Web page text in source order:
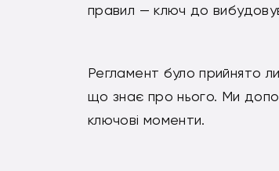
правил — ключ до
Регламент було прийнято
що знає про нього. Ми
ключові моменти.